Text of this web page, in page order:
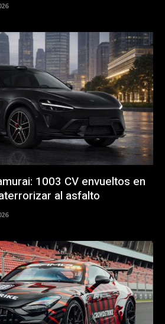
1003 CV envueltos en
al asfalto